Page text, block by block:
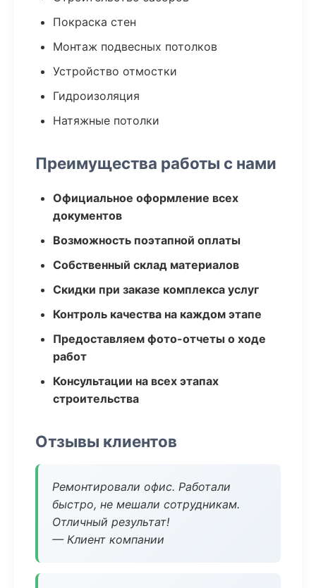
Покраска стен
Монтаж подвесных потолков
Устройство отмостки
Гидроизоляция
Натяжные потолки
Преимущества работы с нами
Официальное оформление всех
документов
Возможность поэтапной оплаты
Собственный склад материалов
Скидки при заказе комплекса услуг
Контроль качества на каждом этапе
Предоставляем фото-отчеты о ходе
работ
Консультации на всех этапах
строительства
Отзывы клиентов
Ремонтировали офис. Работали
быстро, не мешали сотрудникам.
Отличный результат!
— Клиент компании